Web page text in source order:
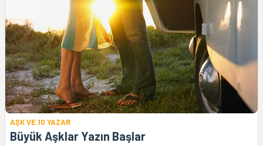
AŞK VE 10 YAZAR
Büyük Aşklar Yazın Başlar